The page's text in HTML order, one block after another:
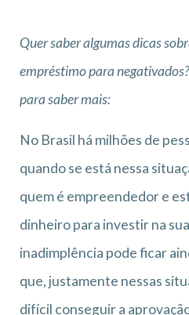
Quer saber algumas dicas
empréstimo para
para saber mais:
No Brasil há milhões de
quando se está nessa
quem é empreendedor e
dinheiro para investir na
inadimplência pode ficar
que, justamente nessas
difícil conseguir a